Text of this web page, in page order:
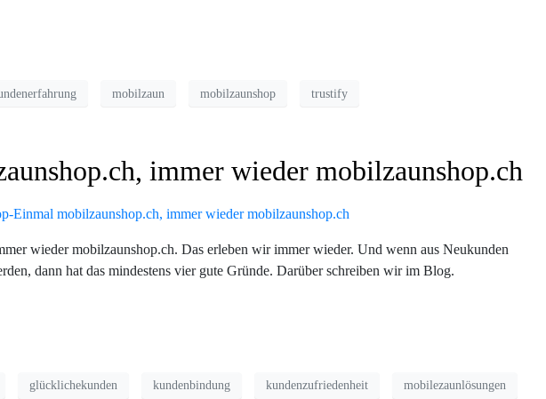
mobilzaun mobilzaunshop trustify
immer wieder mobilzaunshop.ch
wieder mobilzaunshop.ch. Das erleben wir immer wieder. Und wenn aus Neukunden
dann hat das mindestens vier gute Gründe. Darüber schreiben wir im Blog.
glücklichekunden kundenbindung kundenzufriedenheit mobilezaunlösungen